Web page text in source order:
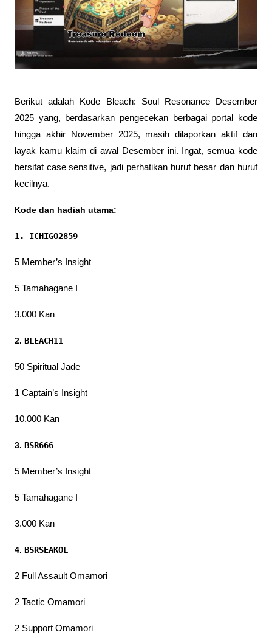
Berikut adalah Kode Bleach: Soul Resonance Desember
2025 yang, berdasarkan pengecekan berbagai portal kode
hingga akhir November 2025, masih dilaporkan aktif dan
layak kamu klaim di awal Desember ini. Ingat, semua kode
bersifat case sensitive, jadi perhatikan huruf besar dan huruf
kecilnya.
Kode dan hadiah utama:
1. ICHIGO2859
5 Member’s Insight
5 Tamahagane I
3.000 Kan
2. BLEACH11
50 Spiritual Jade
1 Captain’s Insight
10.000 Kan
3. BSR666
5 Member’s Insight
5 Tamahagane I
3.000 Kan
4. BSRSEAKOL
2 Full Assault Omamori
2 Tactic Omamori
2 Support Omamori